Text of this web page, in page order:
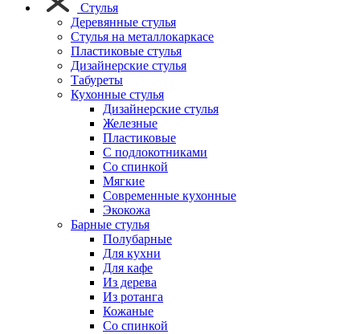
Стулья
Деревянные стулья
Стулья на металлокаркасе
Пластиковые стулья
Дизайнерские стулья
Табуреты
Кухонные стулья
Дизайнерские стулья
Железные
Пластиковые
С подлокотниками
Со спинкой
Мягкие
Современные кухонные
Экокожа
Барные стулья
Полубарные
Для кухни
Для кафе
Из дерева
Из ротанга
Кожаные
Со спинкой